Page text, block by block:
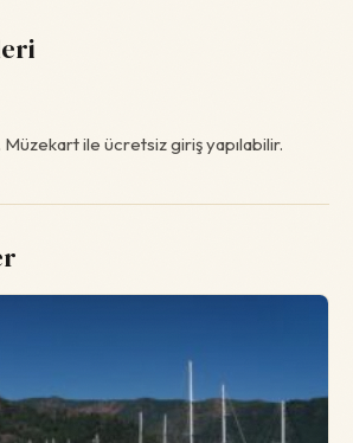
ile ücretsiz giriş yapılabilir.